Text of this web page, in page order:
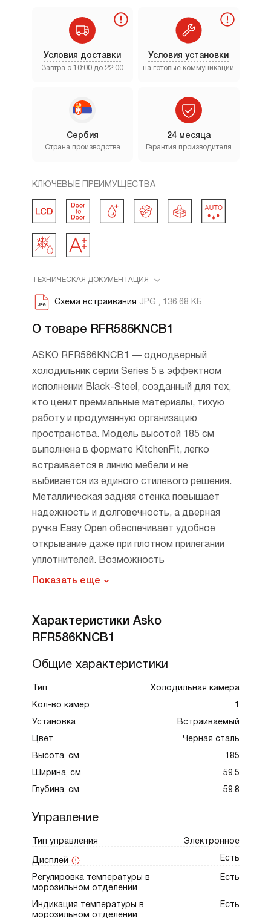
Условия доставки
Завтра с 10:00 до 22:00
24 месяца
Гарантия производителя
Условия установки
на готовые коммуникации
Сербия
Страна производства
КЛЮЧЕВЫЕ ПРЕИМУЩЕСТВА
ТЕХНИЧЕСКАЯ ДОКУМЕНТАЦИЯ
Схема встраивания JPG , 136.68 КБ
О товаре RFR586KNCB1
ASKO RFR586KNCB1 — однодверный
холодильник серии Series 5 в эффектном
исполнении Black-Steel, созданный для тех,
кто ценит премиальные материалы, тихую
работу и продуманную организацию
пространства. Модель высотой 185 см
выполнена в формате KitchenFit, легко
встраивается в линию мебели и не
выбивается из единого стилевого решения.
Металлическая задняя стенка повышает
надежность и долговечность, а дверная
ручка Easy Open обеспечивает удобное
открывание даже при плотном прилегании
уплотнителей. Возможность
перенавешивания двери дает свободу при
крупные запасы свежих продуктов. Внутри
все устроено для аккуратного и наглядного
двери, стеклянные полки с окантовкой из
нержавеющей стали и выдвижные ящики на
телескопических направляющих. Три
отдельные зоны Durafresh поддерживают
сохраняли текстуру. Автоматический
контроль влажности избавляет от ручных
настроек, а боковая система подсветки
теней и бликов.
Сердце модели — система Total NoFrost,
исключающая образование инея и
конденсата. Интеллектуальный адаптивный
контроль температуры анализирует
Показать еще
Характеристики Asko
RFR586KNCB1
Общие характеристики
Тип Холодильная камера
Кол-во камер 1
Установка Встраиваемый
Цвет Черная сталь
Высота, см 185
Ширина, см 59.5
Глубина, см 59.8
Управление
Тип управления Электронное
Дисплей Есть
Регулировка температуры в
морозильном отделении
Есть
Индикация температуры в
морозильном отделении
Есть